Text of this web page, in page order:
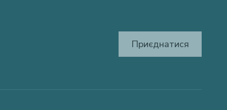
Приєднатися